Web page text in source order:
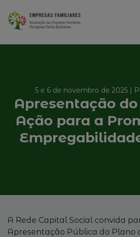
5 e 6 de novembro de 2025 |
Apresentação
Ação para a
A Rede Capital Social convida
Apresentação Pública do Plano